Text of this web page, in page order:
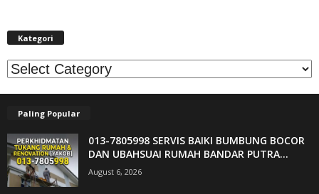
Kategori
Kategori
Paling Popular
013-7805998 SERVIS BAIKI BUMBUNG BOCOR
DAN UBAHSUAI RUMAH BANDAR PUTRA...
August 6, 2026